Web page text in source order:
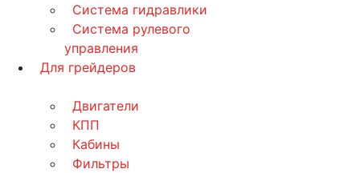
Система гидравлики
Система рулевого
управления
Для грейдеров
Двигатели
КПП
Кабины
Фильтры